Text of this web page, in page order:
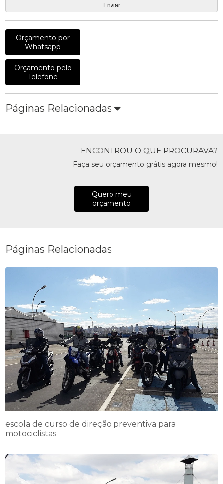
Orçamento por
Whatsapp
Orçamento pelo
Telefone
Páginas Relacionadas
ENCONTROU O QUE PROCURAVA?
Faça seu orçamento grátis agora mesmo!
Quero meu
orçamento
Páginas Relacionadas
escola de curso de direção preventiva para
motociclistas